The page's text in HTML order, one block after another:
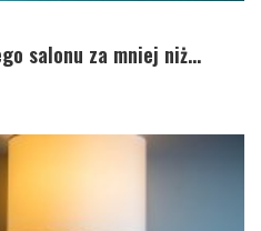
salonu za mniej niż...